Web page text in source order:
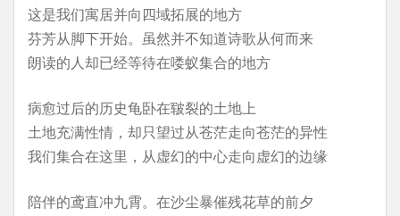
这是我们寓居并向四域拓展的地方
芬芳从脚下开始。虽然并不知道诗歌从何而来
朗读的人却已经等待在喽蚁集合的地方
病愈过后的历史龟卧在皲裂的土地上
土地充满性情，却只望过从苍茫走向苍茫的异性
我们集合在这里，从虚幻的中心走向虚幻的边缘
陪伴的鸢直冲九霄。在沙尘暴催残花草的前夕